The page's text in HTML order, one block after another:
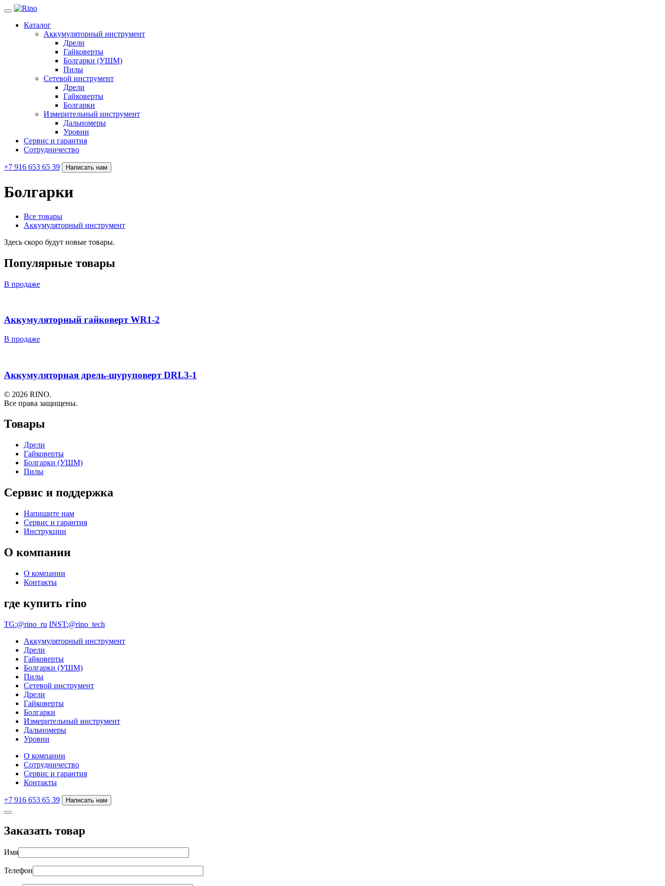
Каталог
Аккумуляторный инструмент
Дрели
Гайковерты
Болгарки (УШМ)
Пилы
Сетевой инструмент
Дрели
Гайковерты
Болгарки
Измерительный инструмент
Дальномеры
Уровни
Сервис и гарантия
Сотрудничество
+7 916 653 65 39 Написать нам
Болгарки
Все товары
Аккумуляторный инструмент
Здесь скоро будут новые товары.
Популярные товары
В продаже
Аккумуляторный гайковерт WR1-2
В продаже
Аккумуляторная дрель-шуруповерт DRL3-1
© 2026 RINO.
Все права защищены.
Товары
Дрели
Гайковерты
Болгарки (УШМ)
Пилы
Сервис и поддержка
Напишите нам
Сервис и гарантия
Инструкции
О компании
О компании
Контакты
где купить rino
TG:@rino_ru INST:@rino_tech
Аккумуляторный инструмент
Дрели
Гайковерты
Болгарки (УШМ)
Пилы
Сетевой инструмент
Дрели
Гайковерты
Болгарки
Измерительный инструмент
Дальномеры
Уровни
О компании
Сотрудничество
Сервис и гарантия
Контакты
+7 916 653 65 39 Написать нам
Заказать товар
Имя
Телефон